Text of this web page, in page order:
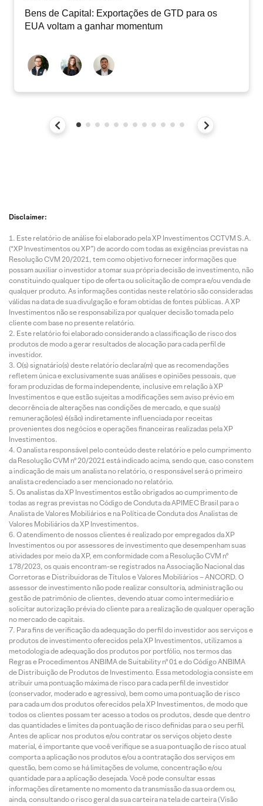
Bens de Capital: Exportações de GTD para os
EUA voltam a ganhar momentum
Disclaimer:
Este relatório de análise foi elaborado pela XP Investimentos CCTVM S.A.
(“XP Investimentos ou XP”) de acordo com todas as exigências previstas na
Resolução CVM 20/2021, tem como objetivo fornecer informações que
possam auxiliar o investidor a tomar sua própria decisão de investimento, não
constituindo qualquer tipo de oferta ou solicitação de compra e/ou venda de
qualquer produto. As informações contidas neste relatório são consideradas
válidas na data de sua divulgação e foram obtidas de fontes públicas. A XP
Investimentos não se responsabiliza por qualquer decisão tomada pelo
cliente com base no presente relatório.
Este relatório foi elaborado considerando a classificação de risco dos
produtos de modo a gerar resultados de alocação para cada perfil de
investidor.
O(s) signatário(s) deste relatório declara(m) que as recomendações
refletem única e exclusivamente suas análises e opiniões pessoais, que
foram produzidas de forma independente, inclusive em relação à XP
Investimentos e que estão sujeitas a modificações sem aviso prévio em
decorrência de alterações nas condições de mercado, e que sua(s)
remuneração(es) é(são) indiretamente influenciada por receitas
provenientes dos negócios e operações financeiras realizadas pela XP
Investimentos.
O analista responsável pelo conteúdo deste relatório e pelo cumprimento
da Resolução CVM nº 20/2021 está indicado acima, sendo que, caso constem
a indicação de mais um analista no relatório, o responsável será o primeiro
analista credenciado a ser mencionado no relatório.
Os analistas da XP Investimentos estão obrigados ao cumprimento de
todas as regras previstas no Código de Conduta da APIMEC Brasil para o
Analista de Valores Mobiliários e na Política de Conduta dos Analistas de
Valores Mobiliários da XP Investimentos.
O atendimento de nossos clientes é realizado por empregados da XP
Investimentos ou por assessores de investimento que desempenham suas
atividades por meio da XP, em conformidade com a Resolução CVM nº
178/2023, os quais encontram-se registrados na Associação Nacional das
Corretoras e Distribuidoras de Títulos e Valores Mobiliários – ANCORD. O
assessor de investimento não pode realizar consultoria, administração ou
gestão de patrimônio de clientes, devendo atuar como intermediário e
solicitar autorização prévia do cliente para a realização de qualquer operação
no mercado de capitais.
Para fins de verificação da adequação do perfil do investidor aos serviços e
produtos de investimento oferecidos pela XP Investimentos, utilizamos a
metodologia de adequação dos produtos por portfólio, nos termos das
Regras e Procedimentos ANBIMA de Suitability nº 01 e do Código ANBIMA
de Distribuição de Produtos de Investimento. Essa metodologia consiste em
atribuir uma pontuação máxima de risco para cada perfil de investidor
(conservador, moderado e agressivo), bem como uma pontuação de risco
para cada um dos produtos oferecidos pela XP Investimentos, de modo que
todos os clientes possam ter acesso a todos os produtos, desde que dentro
das quantidades e limites da pontuação de risco definidas para o seu perfil.
Antes de aplicar nos produtos e/ou contratar os serviços objeto deste
material, é importante que você verifique se a sua pontuação de risco atual
comporta a aplicação nos produtos e/ou a contratação dos serviços em
questão, bem como se há limitações de volume, concentração e/ou
quantidade para a aplicação desejada. Você pode consultar essas
informações diretamente no momento da transmissão da sua ordem ou,
ainda, consultando o risco geral da sua carteira na tela de carteira (Visão